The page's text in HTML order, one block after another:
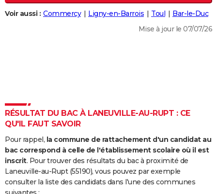
Destinations
City break
Voyage nature
Voyage de noces
Forum
Climat
+
PHOTO
Dictionnaire
Biographies
Citations
Expressions
Proverbes
PROGRAMME TV
COPAINS D'AVANT
Se connecter
Collèges
Universités
Service militaire
Avis de recherche
AVIS DE DÉCÈS
FORUM
Bricolage
Lifestyle
Culture
Sport
Auto
Television
Voyage
Cinema
Voir aussi : Commercy Ligny-en-Barrois Toul
Bar-le-Duc
Mise à jour le 07/07/26
RÉSULTAT DU BAC À LANEUVILLE-AU-RUPT : CE
QU'IL FAUT SAVOIR
Pour rappel, la commune de rattachement d'un candidat au
bac correspond à celle de l'établissement scolaire où il est
inscrit. Pour trouver des résultats du bac à proximité de
Laneuville-au-Rupt (55190), vous pouvez par exemple
consulter la liste des candidats dans l'une des communes